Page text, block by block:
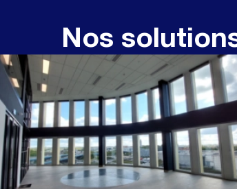
Nos